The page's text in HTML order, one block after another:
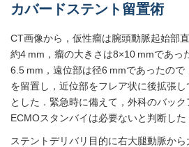
カバードステント留置術
CT画像から，仮性瘤は腕頭動脈起始部
約4 mm，瘤の大きさは8×10 mmであっ
6.5 mm，遠位部は径6 mmであったので
を留置し，近位部をフレア状に後拡張
とした．緊急時に備えて，外科のバック
ECMOスタンバイは必要ないと判断した
ステントデリバリ目的に右大腿動脈か